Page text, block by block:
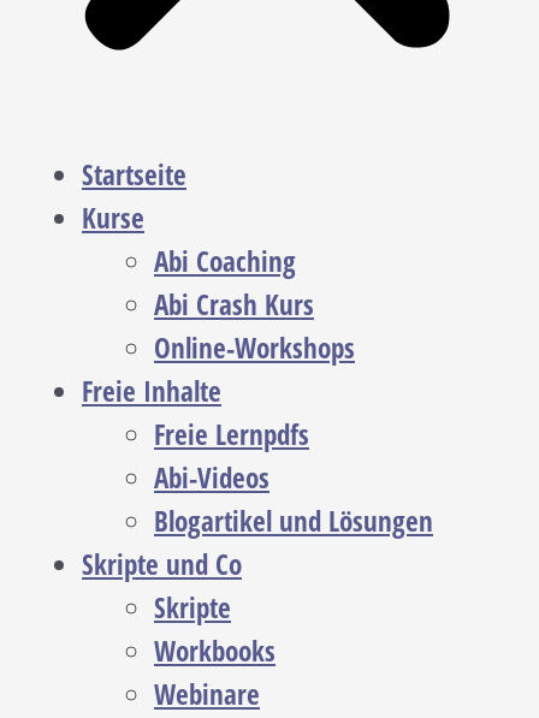
Startseite
Kurse
Abi Coaching
Abi Crash Kurs
Online-Workshops
Freie Inhalte
Freie Lernpdfs
Abi-Videos
Blogartikel und Lösungen
Skripte und Co
Skripte
Workbooks
Webinare